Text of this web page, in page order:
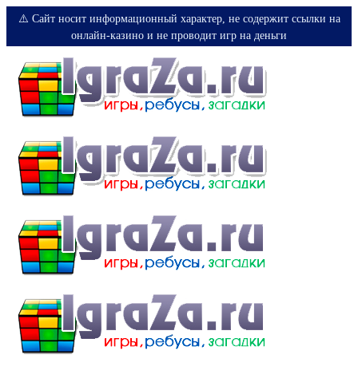
⚠️ Сайт носит информационный характер, не содержит ссылки на
онлайн-казино и не проводит игр на деньги